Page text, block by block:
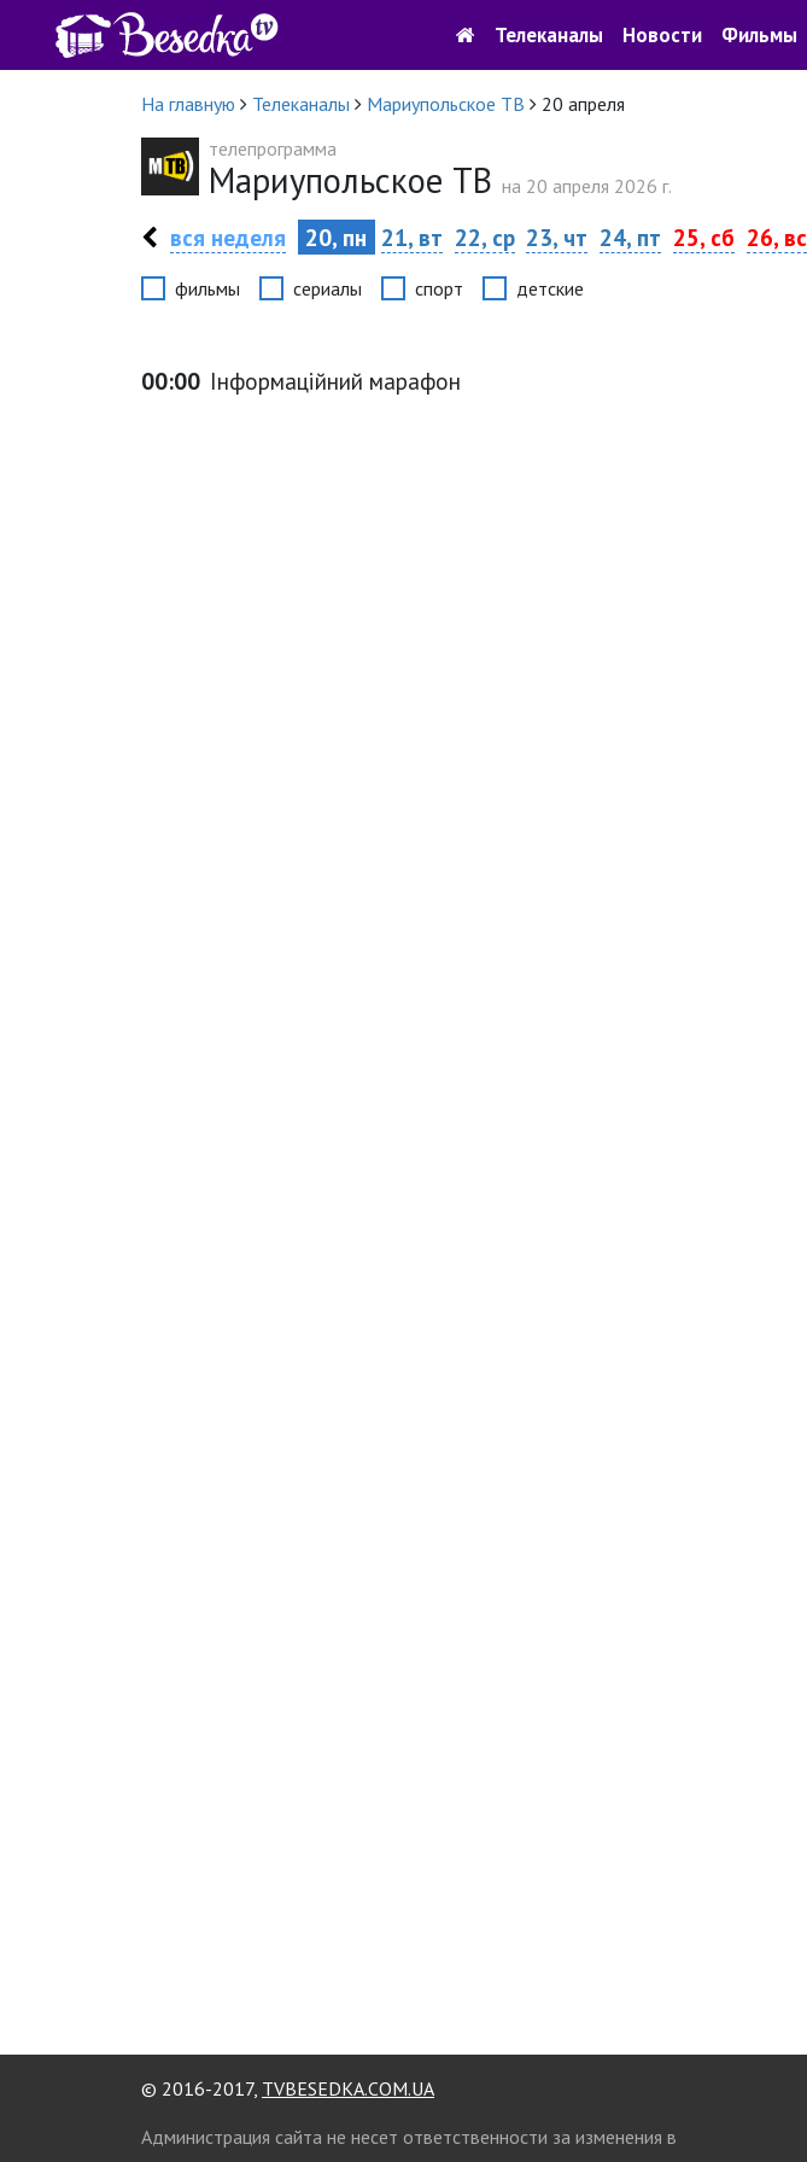
Телеканалы Новости Фильмы
На главную Телеканалы Мариупольское ТВ
20 апреля
телепрограмма
Мариупольское ТВ на 20 апреля 2026 г.
вся неделя 20, пн 21, вт 22, ср 23, чт 24, пт 25, сб 26, вс
фильмы сериалы спорт детские
00:00 Інформаційний марафон
© 2016-2017, TVBESEDKA.COM.UA
Администрация сайта не несет ответственности за изменения в